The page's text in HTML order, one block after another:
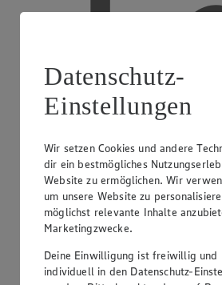
Einkaufsgutscheine
Datenschutz-
Einstellungen
Wir setzen Cookies und andere
dir ein bestmögliches
Website zu ermöglichen. Wir
um unsere Website zu
möglichst relevante Inhalte
Marketingzwecke.
Deine Einwilligung ist freiwillig und
individuell in den Datenschutz-